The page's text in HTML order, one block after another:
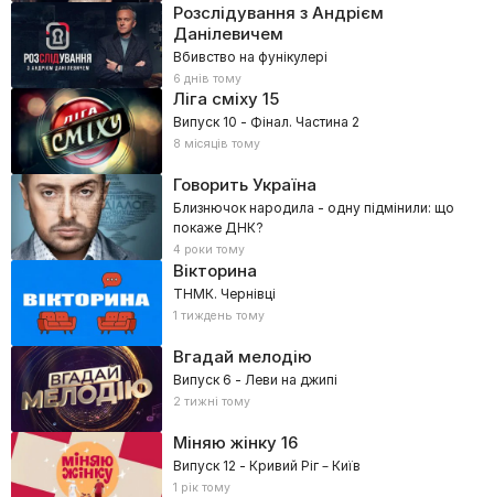
Розслідування з Андрієм
Данілевичем
Вбивство на фунікулері
6 днів тому
Ліга сміху15
Випуск 10 - Фінал. Частина 2
8 місяців тому
Говорить Україна
Близнючок народила - одну підмінили: що
покаже ДНК?
4 роки тому
Вікторина
ТНМК. Чернівці
1 тиждень тому
Вгадай мелодію
Випуск 6 - Леви на джипі
2 тижні тому
Міняю жінку16
Випуск 12 - Кривий Ріг – Київ
1 рік тому